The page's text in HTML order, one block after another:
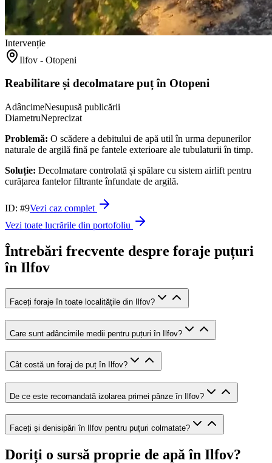
Intervenție
Ilfov - Otopeni
Reabilitare și decolmatare puț în Otopeni
AdâncimeNesupusă publicării
DiametruNeprecizat
Problemă: O scădere a debitului de apă util în urma depunerilor
naturale de argilă fină pe fantele exterioare ale tubulaturii în timp.
Soluție: Decolmatare controlată și spălare cu sistem airlift pentru
curățarea fantelor filtrante înfundate de argilă.
ID: #9Vezi caz complet
Vezi toate lucrările din portofoliu
Întrebări frecvente despre foraje puțuri
în Ilfov
Faceți foraje în toate localitățile din Ilfov?
Care sunt adâncimile medii pentru puțuri în Ilfov?
Cât costă un foraj de puț în Ilfov?
De ce este recomandată izolarea primei pânze în Ilfov?
Faceți și denisipări în Ilfov pentru puțuri colmatate?
Doriți o sursă proprie de apă în Ilfov?